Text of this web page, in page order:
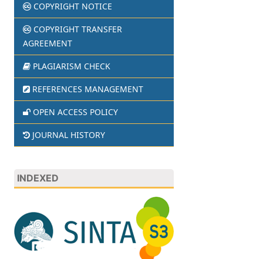
COPYRIGHT NOTICE
COPYRIGHT TRANSFER
AGREEMENT
PLAGIARISM CHECK
REFERENCES MANAGEMENT
OPEN ACCESS POLICY
JOURNAL HISTORY
INDEXED